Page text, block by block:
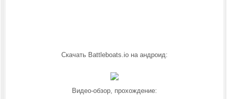
Скачать Battleboats.io на андроид:
Видео-обзор, прохождение: